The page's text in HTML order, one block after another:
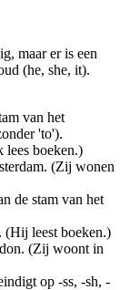
maar er is een
(he, she, it).
van het
'to').
lees boeken.)
(Zij wonen
de stam van het
(Hij leest boeken.)
(Zij woont in
op -ss, -sh, -